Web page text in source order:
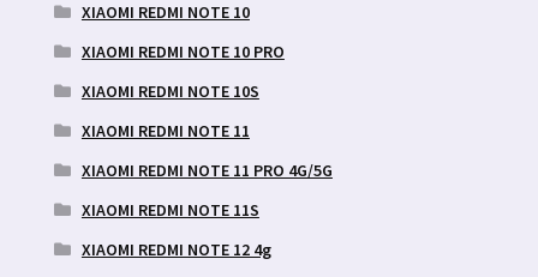
XIAOMI REDMI NOTE 10
XIAOMI REDMI NOTE 10 PRO
XIAOMI REDMI NOTE 10S
XIAOMI REDMI NOTE 11
XIAOMI REDMI NOTE 11 PRO 4G/5G
XIAOMI REDMI NOTE 11S
XIAOMI REDMI NOTE 12 4g